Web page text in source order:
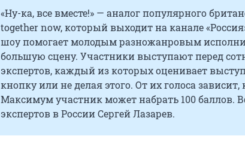
«Ну-ка, все вместе!» — аналог популярного
together now, который выходит на канале
шоу помогает молодым разножанровым
большую сцену. Участники выступают перед
экспертов, каждый из которых оценивает
кнопку или не делая этого. От их голоса
Максимум участник может набрать 100 баллов.
экспертов в России Сергей Лазарев.